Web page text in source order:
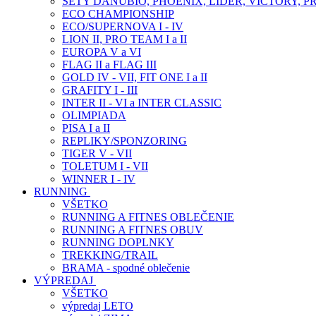
ECO CHAMPIONSHIP
ECO/SUPERNOVA I - IV
LION II, PRO TEAM I a II
EUROPA V a VI
FLAG II a FLAG III
GOLD IV - VII, FIT ONE I a II
GRAFITY I - III
INTER II - VI a INTER CLASSIC
OLIMPIADA
PISA I a II
REPLIKY/SPONZORING
TIGER V - VII
TOLETUM I - VII
WINNER I - IV
RUNNING
VŠETKO
RUNNING A FITNES OBLEČENIE
RUNNING A FITNES OBUV
RUNNING DOPLNKY
TREKKING/TRAIL
BRAMA - spodné oblečenie
VÝPREDAJ
VŠETKO
výpredaj LETO